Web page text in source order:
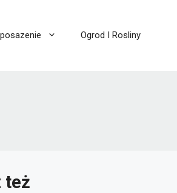
Ogrod I Rosliny
też